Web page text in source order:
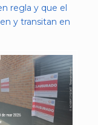
regla y que el
y transitan en